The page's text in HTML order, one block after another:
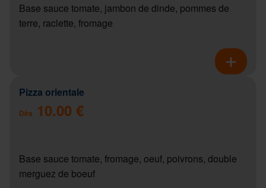
Base sauce tomate, jambon de dinde, pommes de
terre, raclette, fromage
Pizza orientale
Dès 10.00 €
Base sauce tomate, fromage, oeuf, poivrons, double
merguez de boeuf